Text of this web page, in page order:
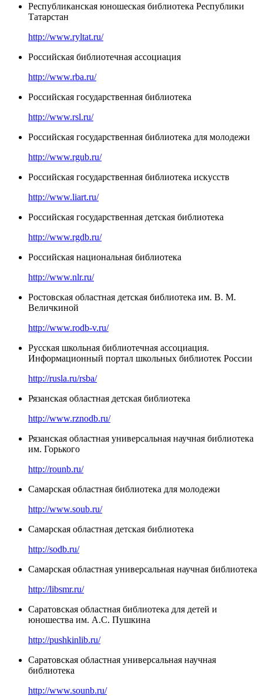
Республиканская юношеская библиотека Республики
Татарстан
http://www.ryltat.ru/
Российская библиотечная ассоциация
http://www.rba.ru/
Российская государственная библиотека
http://www.rsl.ru/
Российская государственная библиотека для молодежи
http://www.rgub.ru/
Российская государственная библиотека искусств
http://www.liart.ru/
Российская государственная детская библиотека
http://www.rgdb.ru/
Российская национальная библиотека
http://www.nlr.ru/
Ростовская областная детская библиотека им. В. М.
Величкиной
http://www.rodb-v.ru/
Русская школьная библиотечная ассоциация.
Информационный портал школьных библиотек России
http://rusla.ru/rsba/
Рязанская областная детская библиотека
http://www.rznodb.ru/
Рязанская областная универсальная научная библиотека
им. Горького
http://rounb.ru/
Самарская областная библиотека для молодежи
http://www.soub.ru/
Самарская областная детская библиотека
http://sodb.ru/
Самарская областная универсальная научная библиотека
http://libsmr.ru/
Саратовская областная библиотека для детей и
юношества им. А.С. Пушкина
http://pushkinlib.ru/
Саратовская областная универсальная научная
библиотека
http://www.sounb.ru/